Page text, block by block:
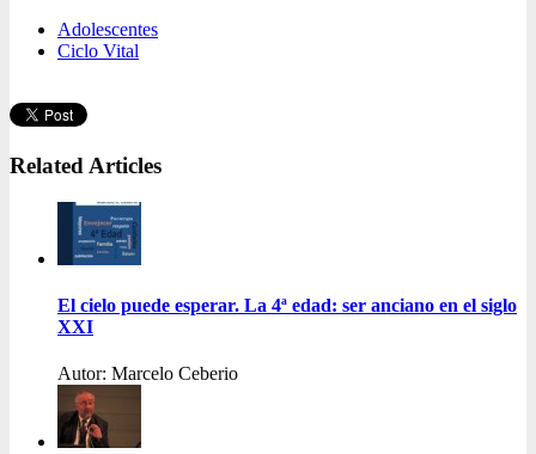
Adolescentes
Ciclo Vital
Related Articles
El cielo puede esperar. La 4ª edad: ser anciano en el siglo
XXI
Autor: Marcelo Ceberio